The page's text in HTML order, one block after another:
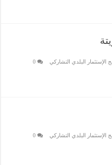
الإستثمار البلدي التشاركي 0
الإستثمار البلدي التشاركي 0